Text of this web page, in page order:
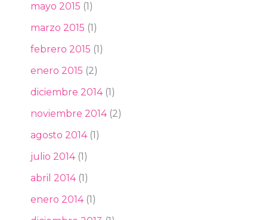
mayo 2015 (1)
marzo 2015 (1)
febrero 2015 (1)
enero 2015 (2)
diciembre 2014(1)
noviembre 2014(2)
agosto 2014(1)
julio 2014(1)
abril 2014(1)
enero 2014(1)